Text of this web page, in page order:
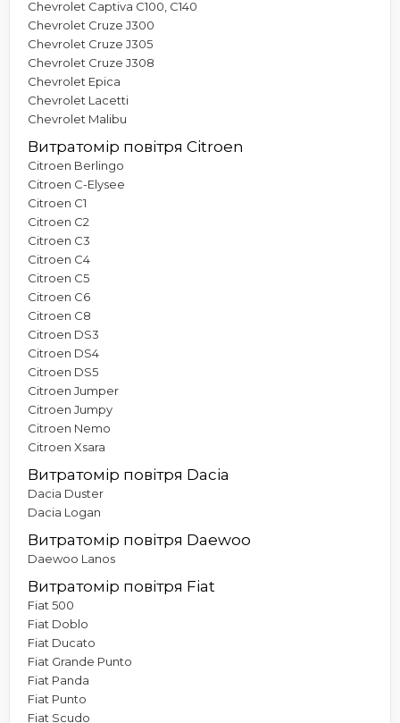
Chevrolet Captiva C100, C140
Chevrolet Cruze J300
Chevrolet Cruze J305
Chevrolet Cruze J308
Chevrolet Epica
Chevrolet Lacetti
Chevrolet Malibu
Витратомір повітря Citroen
Citroen Berlingo
Citroen C-Elysee
Citroen C1
Citroen C2
Citroen C3
Citroen C4
Citroen C5
Citroen C6
Citroen C8
Citroen DS3
Citroen DS4
Citroen DS5
Citroen Jumper
Citroen Jumpy
Citroen Nemo
Citroen Xsara
Витратомір повітря Dacia
Dacia Duster
Dacia Logan
Витратомір повітря Daewoo
Daewoo Lanos
Витратомір повітря Fiat
Fiat 500
Fiat Doblo
Fiat Ducato
Fiat Grande Punto
Fiat Panda
Fiat Punto
Fiat Scudo